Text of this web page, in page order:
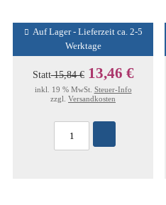
Auf Lager - Lieferzeit ca. 2-5
Werktage
Statt15,84 € 13,46 €
inkl. 19 % MwSt. Steuer-Info
zzgl. Versandkosten